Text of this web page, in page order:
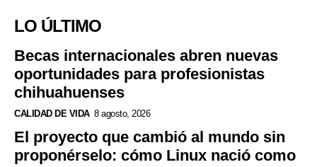
LO ÚLTIMO
Becas internacionales abren nuevas
oportunidades para profesionistas
chihuahuenses
CALIDAD DE VIDA 8 agosto, 2026
El proyecto que cambió al mundo sin
proponérselo: cómo Linux nació como